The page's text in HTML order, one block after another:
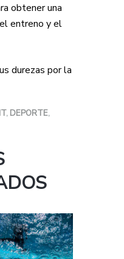
obtener una
entreno y el
durezas por la
, DEPORTE,